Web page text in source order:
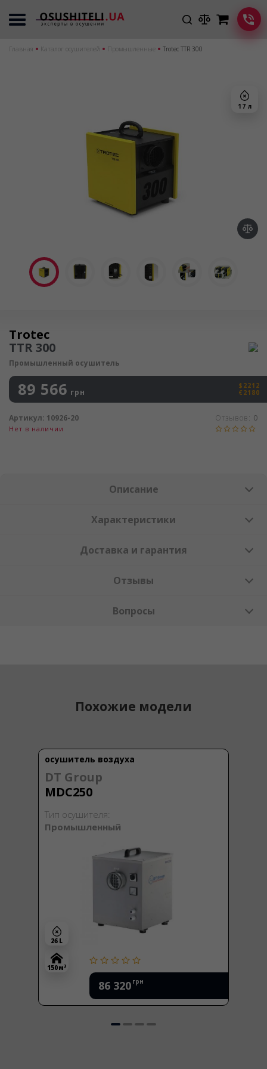
Главная Каталог осушителей Промышленные Trotec TTR 300
17 л
Осушитель воздуха
Trotec
TTR 300
Промышленный осушитель
89 566 грн
$2212
€2180
Нет в наличии
Отзывов: 0
Артикул: 10926-20
Описание
Характеристики
Доставка и гарантия
Отзывы
Вопросы
Похожие модели
осушитель воздуха
DT Group
MDC250
Тип осушителя:
Промышленный
86 320 грн
26 L
150 м3